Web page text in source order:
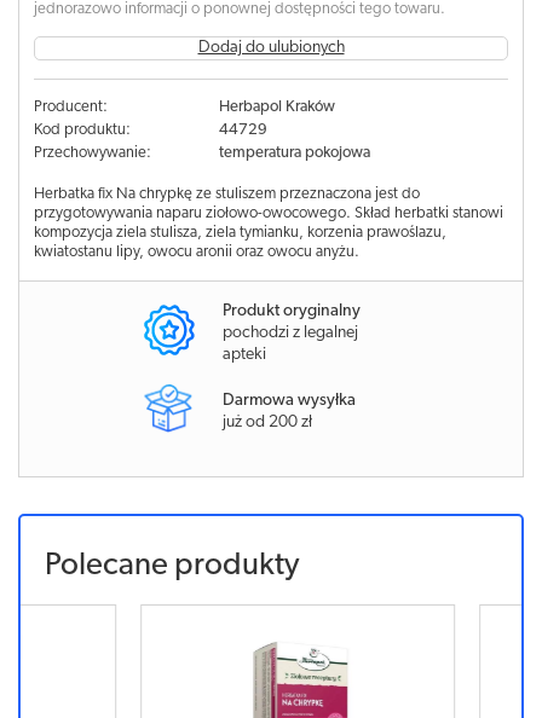
jednorazowo informacji o ponownej dostępności tego towaru.
Dodaj do ulubionych
Producent:
Herbapol Kraków
Kod produktu:
44729
Przechowywanie:
temperatura pokojowa
Herbatka fix Na chrypkę ze stuliszem przeznaczona jest do
przygotowywania naparu ziołowo-owocowego. Skład herbatki stanowi
kompozycja ziela stulisza, ziela tymianku, korzenia prawoślazu,
kwiatostanu lipy, owocu aronii oraz owocu anyżu.
Produkt oryginalny
pochodzi z legalnej
apteki
Darmowa wysyłka
już od 200 zł
Polecane produkty